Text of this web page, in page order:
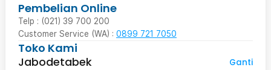
Pembelian Online
Telp : (021) 39 700 200
Customer Service (WA) : 0899 721 7050
Toko Kami
Jabodetabek
Ganti